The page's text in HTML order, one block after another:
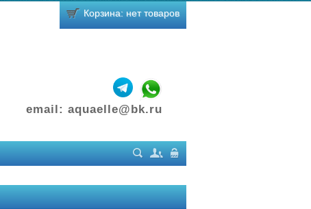
email: aquaelle@bk.ru
Корзина: нет товаров
Поиск Регистрация